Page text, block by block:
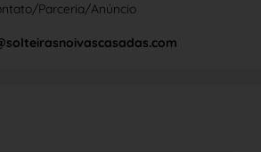
Parceria/Anúncio